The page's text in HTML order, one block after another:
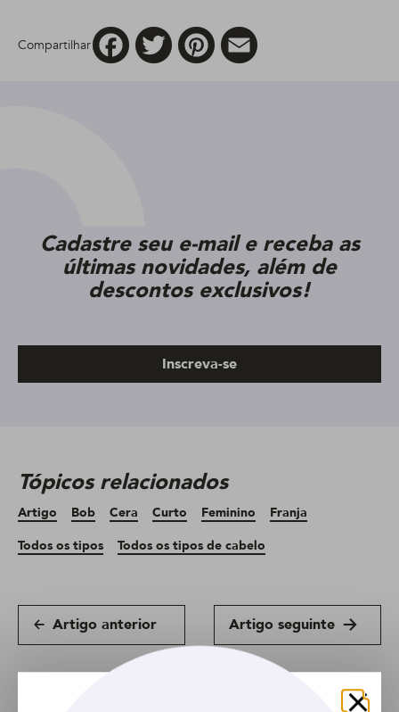
Compartilhar
FacebookTwitter Pinterest
Cadastre seu e-mail e receba as
últimas novidades, além de
descontos exclusivos!
Inscreva-se
Tópicos relacionados
Artigo Bob Cera Curto Feminino
Franja
Todos os tipos
Todos os tipos de cabelo
Artigo anterior Artigo seguinte